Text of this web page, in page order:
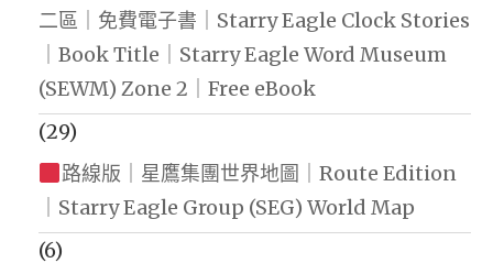
二區｜免費電子書｜Starry Eagle Clock Stories
｜Book Title｜Starry Eagle Word Museum
(SEWM) Zone 2｜Free eBook
(29)
路線版｜星鷹集團世界地圖｜Route Edition
｜Starry Eagle Group (SEG) World Map
(6)